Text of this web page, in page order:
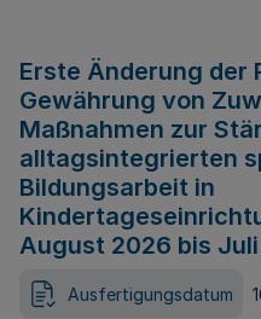
Erste Änderung der
Gewährung von
Maßnahmen zur
alltagsintegrierten
Bildungsarbeit in
August 2026 bis
Ausfertigungsdatum